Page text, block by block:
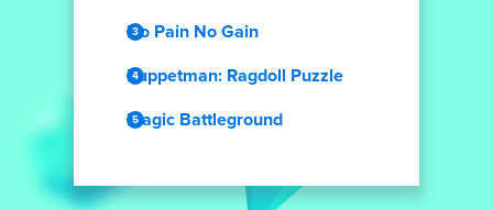
No Pain No Gain
Puppetman: Ragdoll Puzzle
Magic Battleground